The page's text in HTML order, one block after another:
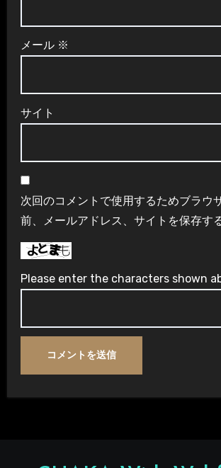
メール ※
サイト
次回のコメントで使用するためブラウ
前、メールアドレス、サイトを保存する
Please enter the characters shown